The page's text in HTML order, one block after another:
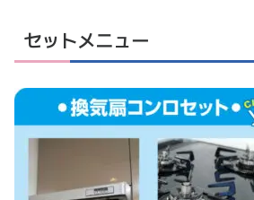
セットメニュー